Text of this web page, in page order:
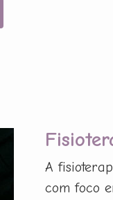
A
com foco